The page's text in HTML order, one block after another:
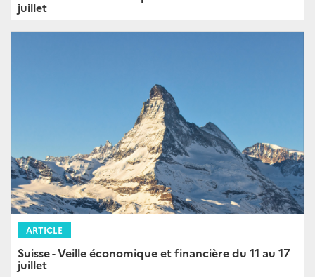
juillet
ARTICLE
Suisse - Veille économique et financière du 11 au 17
juillet